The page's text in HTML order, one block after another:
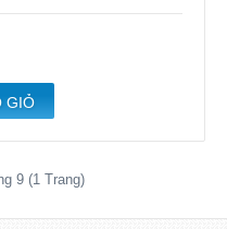
GIỎ
9 (1 Trang)